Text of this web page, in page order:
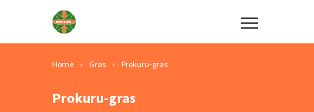
Home Gras Prokuru-gras
Prokuru-gras